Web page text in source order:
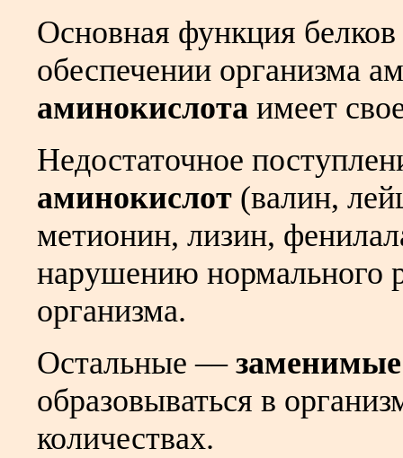
Основная функция
обеспечении организма
аминокислота имеет
Недостаточное
аминокислот (валин,
метионин, лизин,
нарушению нормального
организма.
Остальные––
образовываться в
количествах.